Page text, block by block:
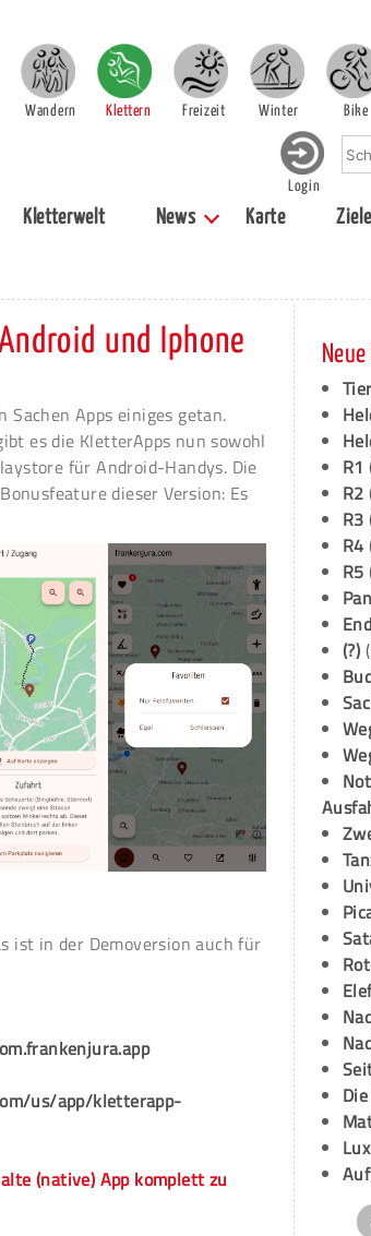
Wandern Klettern Freizeit Winter Bike
Login
Kletterwelt News Karte Ziele
und Iphone
Apps einiges getan.
es die KletterApps nun sowohl
für Android-Handys. Die
dieser Version: Es
ist in der Demoversion auch für
us/app/kletterapp-
(native) App komplett zu
R1
R2
R3
R4
R5
(?)